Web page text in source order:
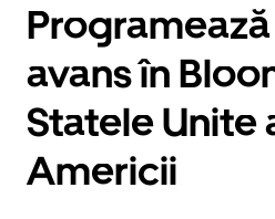
avans în
Statele Unite
Americii